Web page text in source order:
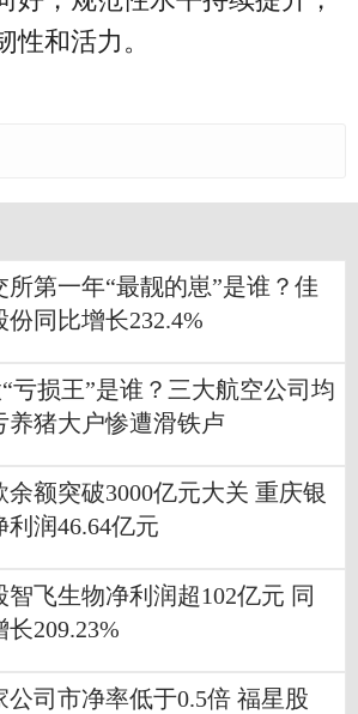
性和活力。
所第一年“最靓的崽”是谁？佳
份同比增长232.4%
亏损王”是谁？三大航空公司均
养猪大户惨遭滑铁卢
余额突破3000亿元大关 重庆银
利润46.64亿元
智飞生物净利润超102亿元 同
长209.23%
公司市净率低于0.5倍 福星股